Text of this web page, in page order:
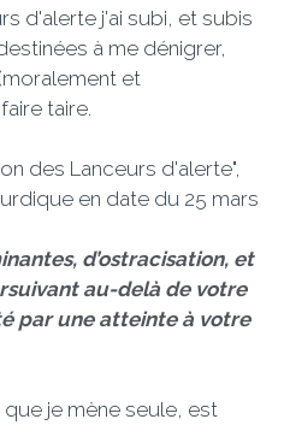
d'alerte j'ai subi, et subis
à me dénigrer,
et
taire.
des Lanceurs d'alerte",
en date du 25 mars
d’ostracisation, et
au-delà de votre
par une atteinte à votre
je mène seule, est